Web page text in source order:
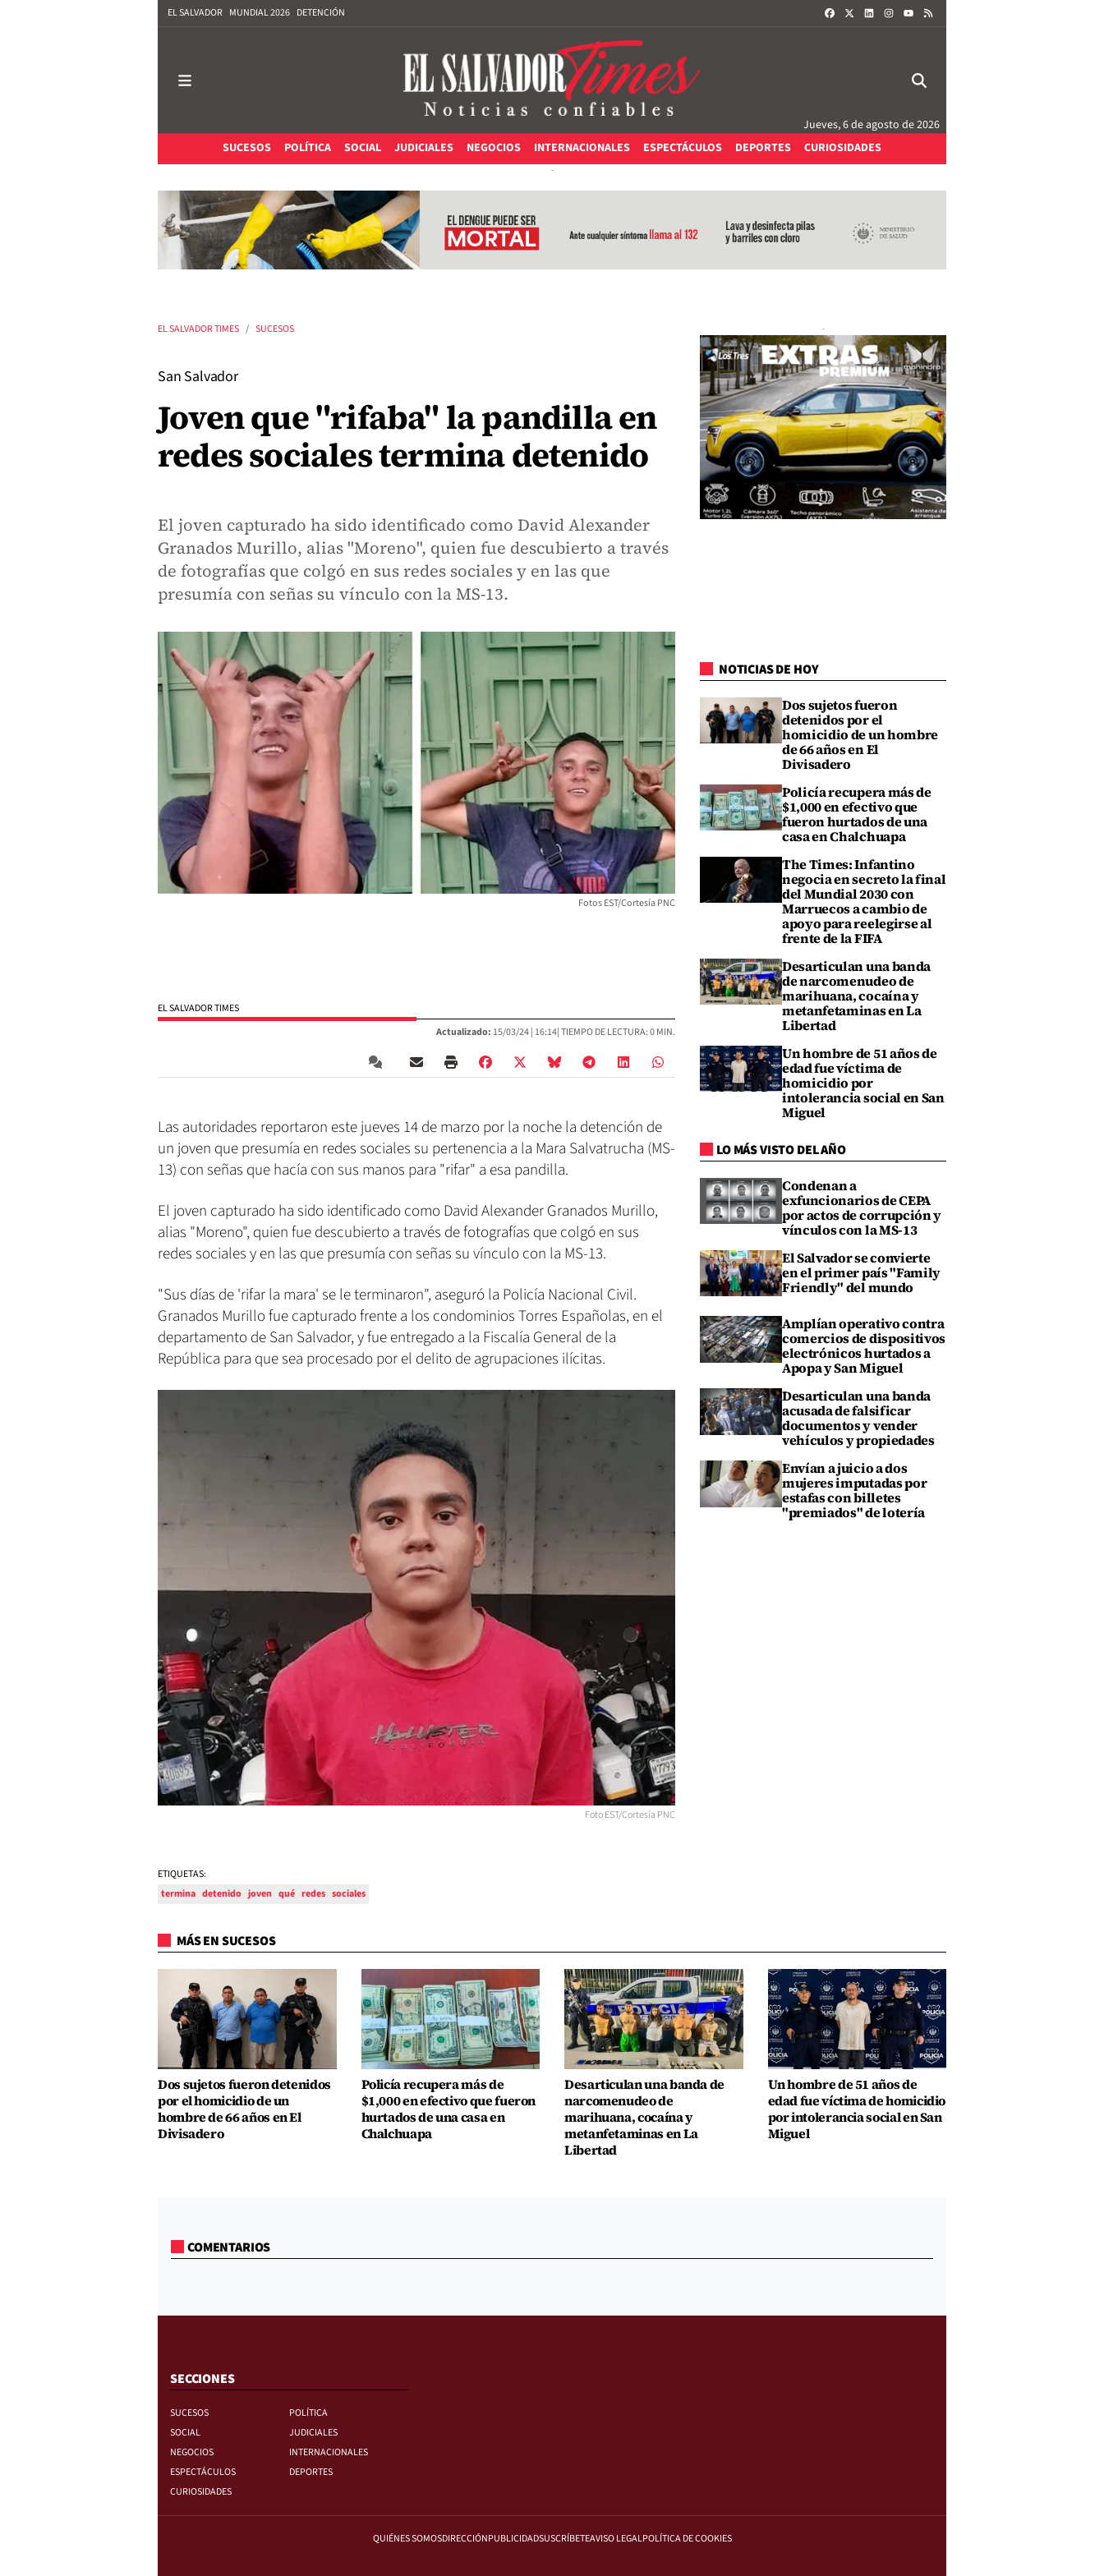
EL SALVADOR MUNDIAL 2026 DETENCIÓN FACEBOOKLINKEDININSTAGRAM
Jueves, 6 de agosto de 2026
SUCESOS
POLÍTICA SOCIAL JUDICIALES NEGOCIOS INTERNACIONALES ESPECTÁCULOS DEPORTES CURIOSIDADES
EL SALVADOR TIMES SUCESOS
San Salvador
Joven que "rifaba" la pandilla en
redes sociales termina detenido
El joven capturado ha sido identificado como David Alexander
Granados Murillo, alias "Moreno", quien fue descubierto a través
de fotografías que colgó en sus redes sociales y en las que
presumía con señas su vínculo con la MS-13.
Fotos EST/Cortesía PNC
EL SALVADOR TIMES
Actualizado: 15/03/24 | 16:14| TIEMPO DE LECTURA: 0 MIN.
Las autoridades reportaron este jueves 14 de marzo por la noche la detención de
un joven que presumía en redes sociales su pertenencia a la Mara Salvatrucha (MS-
13) con señas que hacía con sus manos para "rifar" a esa pandilla.
El joven capturado ha sido identificado como David Alexander Granados Murillo,
alias "Moreno", quien fue descubierto a través de fotografías que colgó en sus
redes sociales y en las que presumía con señas su vínculo con la MS-13.
"Sus días de 'rifar la mara' se le terminaron", aseguró la Policía Nacional Civil.
Granados Murillo fue capturado frente a los condominios Torres Españolas, en el
departamento de San Salvador, y fue entregado a la Fiscalía General de la
República para que sea procesado por el delito de agrupaciones ilícitas.
Foto EST/Cortesía PNC
ETIQUETAS:
termina detenido joven qué redes sociales
NOTICIAS DE HOY
Dos sujetos fueron
detenidos por el
homicidio de un hombre
de 66 años en El
Divisadero
Policía recupera más de
$1,000 en efectivo que
fueron hurtados de una
casa en Chalchuapa
The Times: Infantino
negocia en secreto la final
del Mundial 2030 con
Marruecos a cambio de
apoyo para reelegirse al
frente de la FIFA
Desarticulan una banda
de narcomenudeo de
marihuana, cocaína y
metanfetaminas en La
Libertad
Un hombre de 51 años de
edad fue víctima de
homicidio por
intolerancia social en San
Miguel
LO MÁS VISTO DEL AÑO
Condenan a
exfuncionarios de CEPA
por actos de corrupción y
vínculos con la MS-13
El Salvador se convierte
en el primer país "Family
Friendly" del mundo
Amplían operativo contra
comercios de dispositivos
electrónicos hurtados a
Apopa y San Miguel
Desarticulan una banda
acusada de falsificar
documentos y vender
vehículos y propiedades
Envían a juicio a dos
mujeres imputadas por
estafas con billetes
"premiados" de lotería
MÁS EN SUCESOS
Dos sujetos fueron detenidos
por el homicidio de un
hombre de 66 años en El
Divisadero
Policía recupera más de
$1,000 en efectivo que fueron
hurtados de una casa en
Chalchuapa
Desarticulan una banda de
narcomenudeo de
marihuana, cocaína y
metanfetaminas en La
Libertad
Un hombre de 51 años de
edad fue víctima de homicidio
por intolerancia social en San
Miguel
COMENTARIOS
SECCIONES
SUCESOS
POLÍTICA
SOCIAL
JUDICIALES
NEGOCIOS
INTERNACIONALES
ESPECTÁCULOS
DEPORTES
CURIOSIDADES
QUIÉNES SOMOSDIRECCIÓNPUBLICIDADSUSCRÍBETEAVISO LEGALPOLÍTICA DE COOKIES